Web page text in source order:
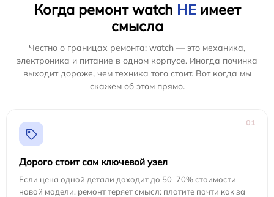
Когда ремонт watch НЕимеет
смысла
Честно о границах ремонта: watch — это механика,
электроника и питание в одном корпусе. Иногда починка
выходит дороже, чем техника того стоит. Вот когда мы
скажем об этом прямо.
01
Дорого стоит сам ключевой узел
Если цена одной детали доходит до 50–70% стоимости
новой модели, ремонт теряет смысл: платите почти как за